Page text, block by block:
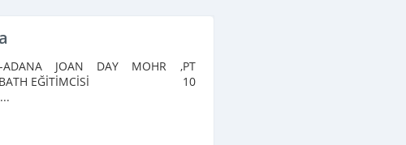
ADANA JOAN DAY MOHR ,PT
\BOBATH EĞİTİMCİSİ 10